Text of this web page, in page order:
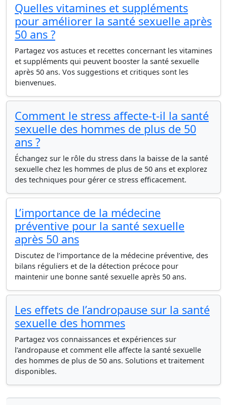
Quelles vitamines et suppléments
pour améliorer la santé sexuelle après
50 ans ?
Partagez vos astuces et recettes concernant les vitamines
et suppléments qui peuvent booster la santé sexuelle
après 50 ans. Vos suggestions et critiques sont les
bienvenues.
Comment le stress affecte-t-il la santé
sexuelle des hommes de plus de 50
ans ?
Échangez sur le rôle du stress dans la baisse de la santé
sexuelle chez les hommes de plus de 50 ans et explorez
des techniques pour gérer ce stress efficacement.
L’importance de la médecine
préventive pour la santé sexuelle
après 50 ans
Discutez de l’importance de la médecine préventive, des
bilans réguliers et de la détection précoce pour
maintenir une bonne santé sexuelle après 50 ans.
Les effets de l’andropause sur la santé
sexuelle des hommes
Partagez vos connaissances et expériences sur
l’andropause et comment elle affecte la santé sexuelle
des hommes de plus de 50 ans. Solutions et traitement
disponibles.